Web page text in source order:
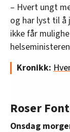
– Hvert ungt
og har lyst til å
ikke får
Kronikk:
Roser
Onsdag